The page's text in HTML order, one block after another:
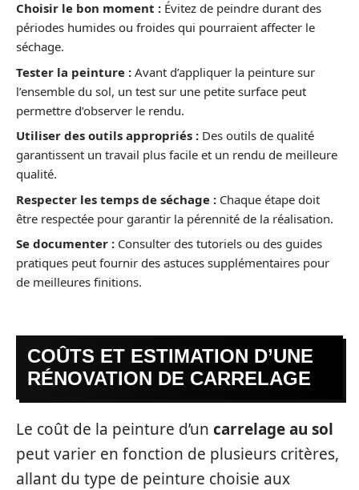
Choisir le bon moment : Évitez de peindre durant des
périodes humides ou froides qui pourraient affecter le
séchage.
Tester la peinture : Avant d’appliquer la peinture sur
l’ensemble du sol, un test sur une petite surface peut
permettre d’observer le rendu.
Utiliser des outils appropriés : Des outils de qualité
garantissent un travail plus facile et un rendu de meilleure
qualité.
Respecter les temps de séchage : Chaque étape doit
être respectée pour garantir la pérennité de la réalisation.
Se documenter : Consulter des tutoriels ou des guides
pratiques peut fournir des astuces supplémentaires pour
de meilleures finitions.
COÛTS ET ESTIMATION D’UNE
RÉNOVATION DE CARRELAGE
Le coût de la peinture d’un carrelage au sol
peut varier en fonction de plusieurs critères,
allant du type de peinture choisie aux